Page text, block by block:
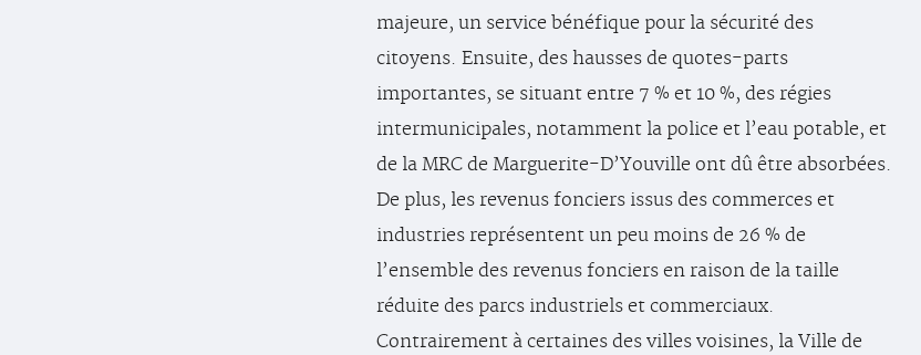
majeure, un service bénéfique pour la sécurité des
citoyens. Ensuite, des hausses de quotes-parts
importantes, se situant entre 7 % et 10 %, des régies
intermunicipales, notamment la police et l’eau potable, et
de la MRC de Marguerite-D’Youville ont dû être absorbées.
De plus, les revenus fonciers issus des commerces et
industries représentent un peu moins de 26 % de
l’ensemble des revenus fonciers en raison de la taille
réduite des parcs industriels et commerciaux.
Contrairement à certaines des villes voisines, la Ville de